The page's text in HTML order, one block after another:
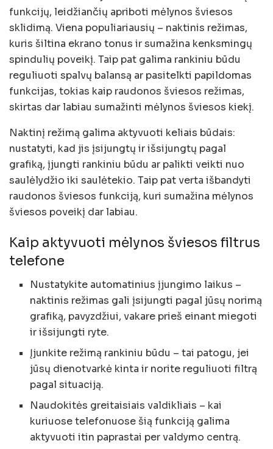
funkcijų, leidžiančių apriboti mėlynos šviesos
sklidimą. Viena populiariausių – naktinis režimas,
kuris šiltina ekrano tonus ir sumažina kenksmingų
spindulių poveikį. Taip pat galima rankiniu būdu
reguliuoti spalvų balansą ar pasitelkti papildomas
funkcijas, tokias kaip raudonos šviesos režimas,
skirtas dar labiau sumažinti mėlynos šviesos kiekį.
Naktinį režimą galima aktyvuoti keliais būdais:
nustatyti, kad jis įsijungtų ir išsijungtų pagal
grafiką, įjungti rankiniu būdu ar palikti veikti nuo
saulėlydžio iki saulėtekio. Taip pat verta išbandyti
raudonos šviesos funkciją, kuri sumažina mėlynos
šviesos poveikį dar labiau.
Kaip aktyvuoti mėlynos šviesos filtrus
telefone
Nustatykite automatinius įjungimo laikus –
naktinis režimas gali įsijungti pagal jūsų norimą
grafiką, pavyzdžiui, vakare prieš einant miegoti
ir išsijungti ryte.
Įjunkite režimą rankiniu būdu – tai patogu, jei
jūsų dienotvarkė kinta ir norite reguliuoti filtrą
pagal situaciją.
Naudokitės greitaisiais valdikliais – kai
kuriuose telefonuose šią funkciją galima
aktyvuoti itin paprastai per valdymo centrą.